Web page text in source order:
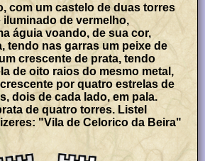
com um castelo de duas torres
iluminado de vermelho,
águia voando, de sua cor,
tendo nas garras um peixe de
crescente de prata, tendo
de oito raios do mesmo metal,
por quatro estrelas de
dois de cada lado, em pala.
de quatro torres. Listel
"Vila de Celorico da Beira"